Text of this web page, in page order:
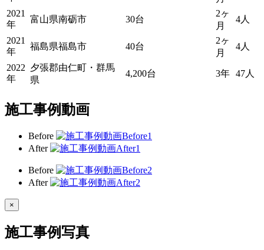
2021
年
富山県南砺市 30台
2ヶ
月
4人
2021
年
福島県福島市 40台
2ヶ
月
4人
2022
年
夕張郡由仁町・群馬
県
4,200台 3年 47人
施工事例動画
Before
After
Before
After
×
施工事例写真